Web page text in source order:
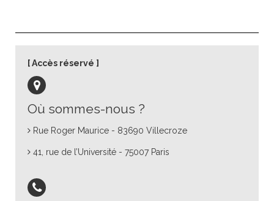
Où sommes-nous ?
Rue Roger Maurice - 83690 Villecroze
41, rue de l’Université - 75007 Paris
Accès réservé